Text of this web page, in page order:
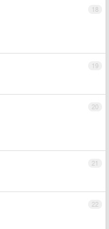
18
19
20
21
22